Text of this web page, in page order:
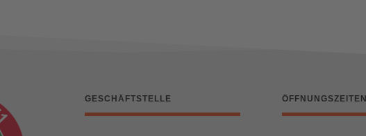
GESCHÄFTSTELLE ÖFFNUNGSZEITEN